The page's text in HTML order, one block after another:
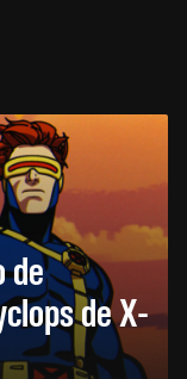
de
de X-